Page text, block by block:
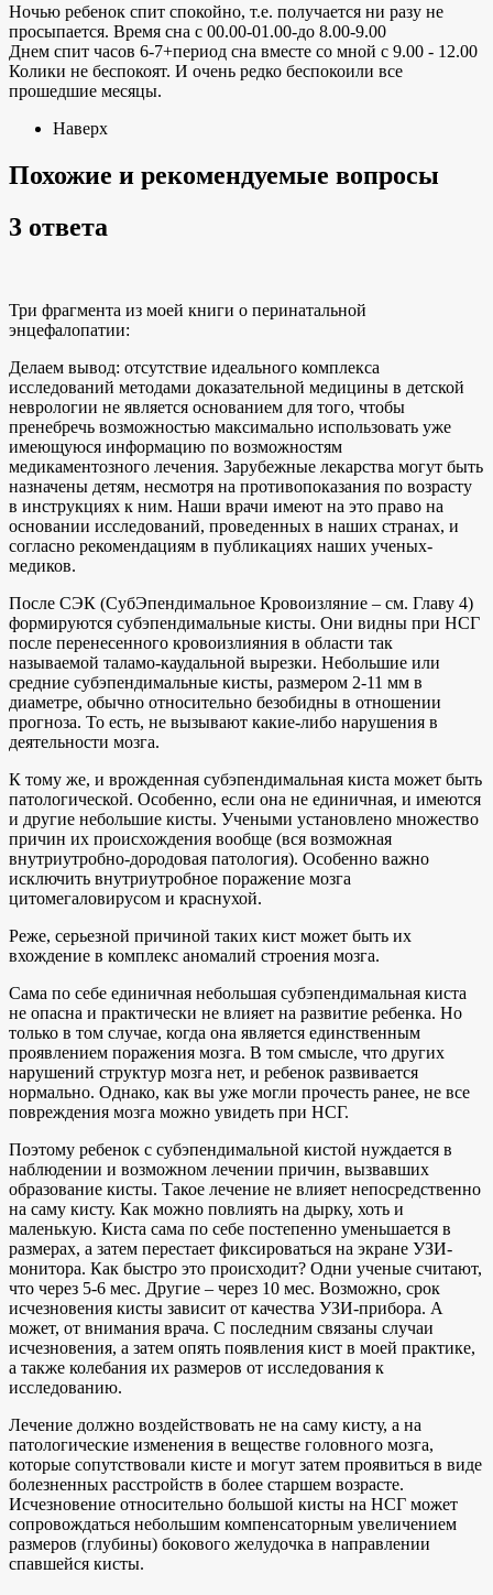
Ночью ребенок спит спокойно, т.е. получается ни разу не
просыпается. Время сна с 00.00-01.00-до 8.00-9.00
Днем спит часов 6-7+период сна вместе со мной с 9.00 - 12.00
Колики не беспокоят. И очень редко беспокоили все
прошедшие месяцы.
Наверх
Похожие и рекомендуемые вопросы
3 ответа
Три фрагмента из моей книги о перинатальной
энцефалопатии:
Делаем вывод: отсутствие идеального комплекса
исследований методами доказательной медицины в детской
неврологии не является основанием для того, чтобы
пренебречь возможностью максимально использовать уже
имеющуюся информацию по возможностям
медикаментозного лечения. Зарубежные лекарства могут быть
назначены детям, несмотря на противопоказания по возрасту
в инструкциях к ним. Наши врачи имеют на это право на
основании исследований, проведенных в наших странах, и
согласно рекомендациям в публикациях наших ученых-
медиков.
После СЭК (СубЭпендимальное Кровоизляние – см. Главу 4)
формируются субэпендимальные кисты. Они видны при НСГ
после перенесенного кровоизлияния в области так
называемой таламо-каудальной вырезки. Небольшие или
средние субэпендимальные кисты, размером 2-11 мм в
диаметре, обычно относительно безобидны в отношении
прогноза. То есть, не вызывают какие-либо нарушения в
деятельности мозга.
К тому же, и врожденная субэпендимальная киста может быть
патологической. Особенно, если она не единичная, и имеются
и другие небольшие кисты. Учеными установлено множество
причин их происхождения вообще (вся возможная
внутриутробно-дородовая патология). Особенно важно
исключить внутриутробное поражение мозга
цитомегаловирусом и краснухой.
Реже, серьезной причиной таких кист может быть их
вхождение в комплекс аномалий строения мозга.
Сама по себе единичная небольшая субэпендимальная киста
не опасна и практически не влияет на развитие ребенка. Но
только в том случае, когда она является единственным
проявлением поражения мозга. В том смысле, что других
нарушений структур мозга нет, и ребенок развивается
нормально. Однако, как вы уже могли прочесть ранее, не все
повреждения мозга можно увидеть при НСГ.
Поэтому ребенок с субэпендимальной кистой нуждается в
наблюдении и возможном лечении причин, вызвавших
образование кисты. Такое лечение не влияет непосредственно
на саму кисту. Как можно повлиять на дырку, хоть и
маленькую. Киста сама по себе постепенно уменьшается в
размерах, а затем перестает фиксироваться на экране УЗИ-
монитора. Как быстро это происходит? Одни ученые считают,
что через 5-6 мес. Другие – через 10 мес. Возможно, срок
исчезновения кисты зависит от качества УЗИ-прибора. А
может, от внимания врача. С последним связаны случаи
исчезновения, а затем опять появления кист в моей практике,
а также колебания их размеров от исследования к
исследованию.
Лечение должно воздействовать не на саму кисту, а на
патологические изменения в веществе головного мозга,
которые сопутствовали кисте и могут затем проявиться в виде
болезненных расстройств в более старшем возрасте.
Исчезновение относительно большой кисты на НСГ может
сопровождаться небольшим компенсаторным увеличением
размеров (глубины) бокового желудочка в направлении
спавшейся кисты.